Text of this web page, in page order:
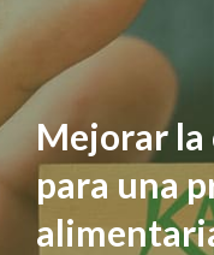
Mejorar la
para una